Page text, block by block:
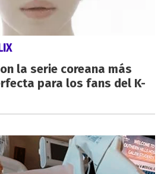
la serie coreana más
para los fans del K-